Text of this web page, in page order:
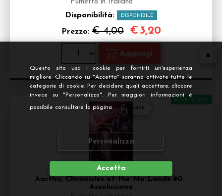
Questo sito usa i cookie per fornirti un'esperienza
migliore. Cliccando su "Accetta" saranno attivate tutte le
categorie di cookie. Per decidere quali accettare, cliccare
invece su "Personalizza". Per maggiori informazioni è
possibile consultare la pagina Privacy .
Personalizza
Accetta
Fumetto in Italiano
Disponibilità: DISPONIBILE
Prezzo:€ 4,00 € 3,20
Aartha, Chronicles of the No Lands #0 -
Assoluzione
SCONTO 20%